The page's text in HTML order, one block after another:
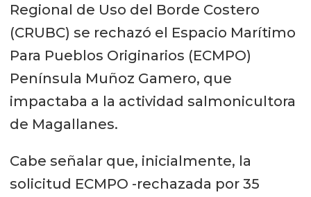
Regional de Uso del Borde Costero
(CRUBC) se rechazó el Espacio Marítimo
Para Pueblos Originarios (ECMPO)
Península Muñoz Gamero, que
impactaba a la actividad salmonicultora
de Magallanes.
Cabe señalar que, inicialmente, la
solicitud ECMPO -rechazada por 35